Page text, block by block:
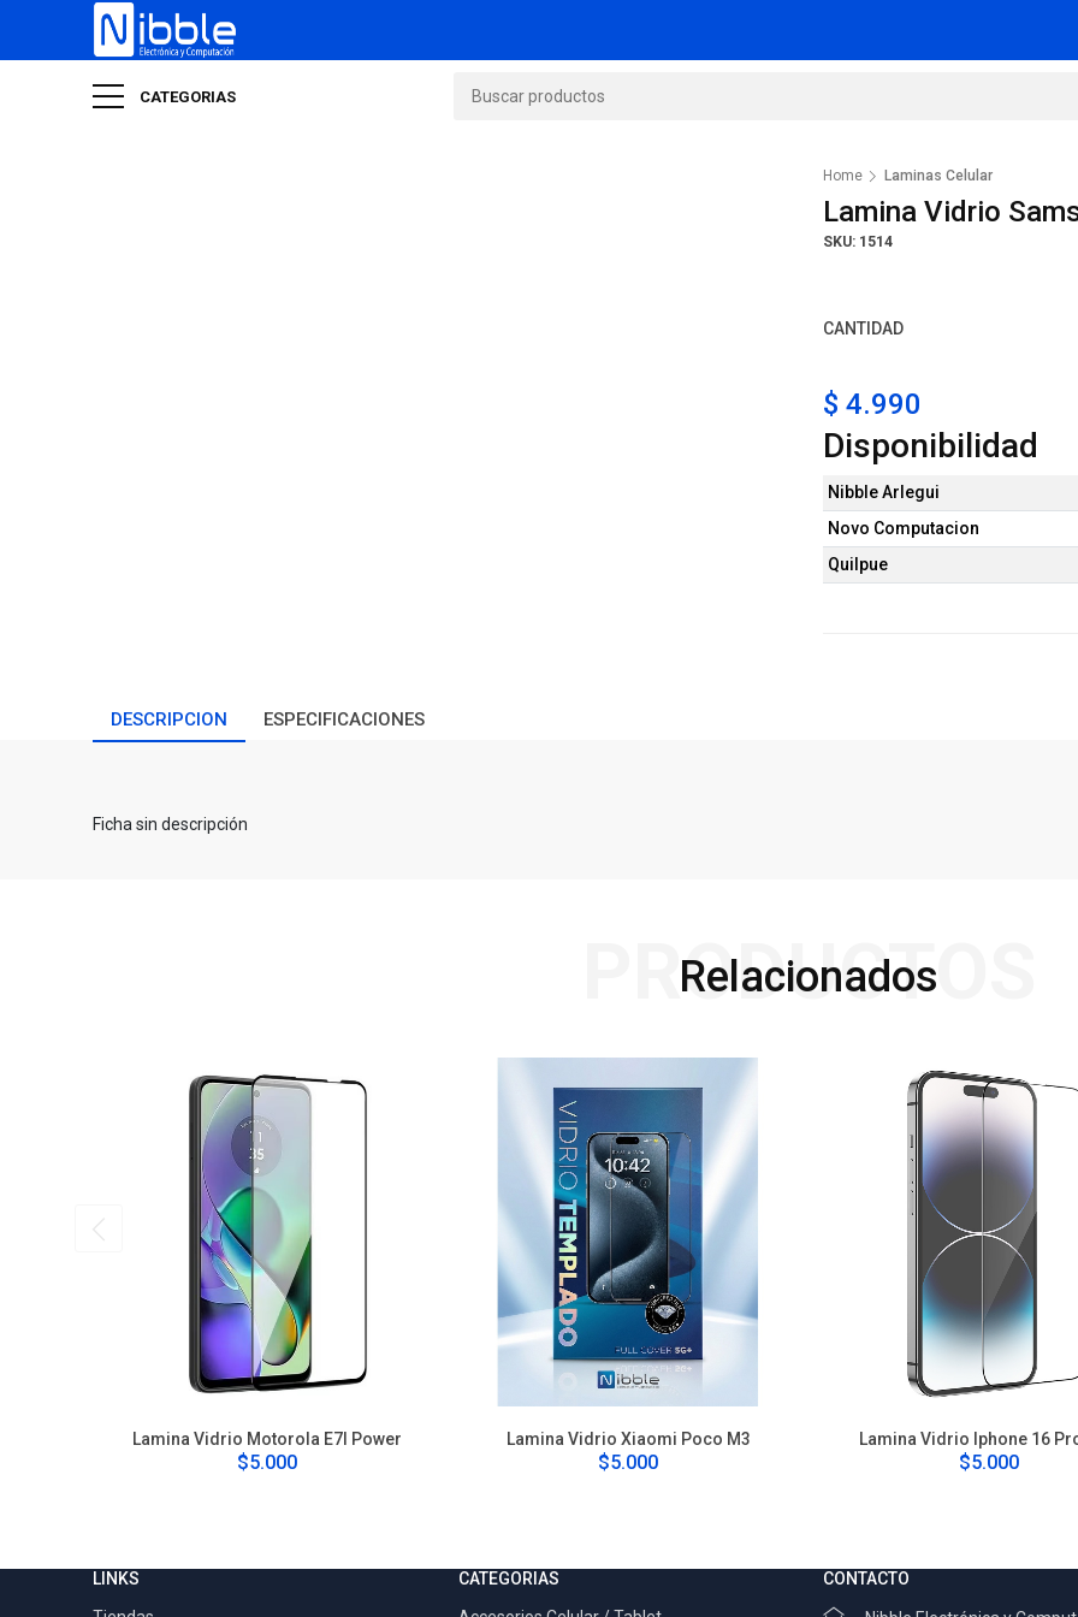
CATEGORIAS
Home Laminas Celular
Lamina Vidrio
SKU: 1514
CANTIDAD
$ 4.990
Disponibilidad
Nibble Arlegui
Novo Computacion
Quilpue
DESCRIPCION ESPECIFICACIONES
Ficha sin descripción
Relacionados
PRODUCTOS
Lamina Vidrio Motorola E7I Power
$5.000
Lamina Vidrio Xiaomi Poco M3
$5.000
Lamina Vidrio Iphone 16
$5.000
LINKS
CATEGORIAS
CONTACTO